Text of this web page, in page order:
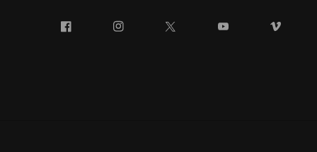
Facebook Instagram YouTube